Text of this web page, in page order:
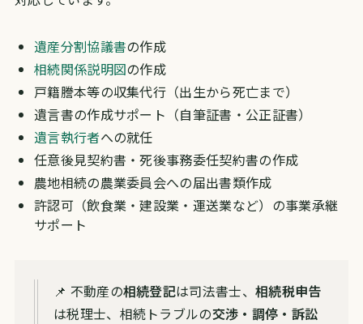
遺産分割協議書の作成
相続関係説明図の作成
戸籍謄本等の収集代行（出生から死亡まで）
遺言書の作成サポート（自筆証書・公正証書）
遺言執行者への就任
任意後見契約書・死後事務委任契約書の作成
農地相続の農業委員会への届出書類作成
許認可（飲食業・建設業・運送業など）の事業承継
サポート
📌 不動産の相続登記は司法書士、相続税申告
は税理士、相続トラブルの交渉・調停・訴訟